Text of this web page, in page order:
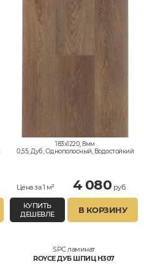
183x1220, 8мм
0,55, Дуб, Однополосный, Водостойкий
Цена за 1 м² 4 080 руб.
КУПИТЬ
ДЕШЕВЛЕ
В КОРЗИНУ
SPC ламинат
ROYCE ДУБ ШПИЦ H307